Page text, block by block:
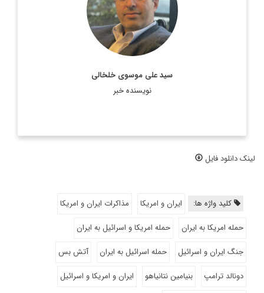
سید علی موسوی خلخالی
نویسنده خبر
اطلاعات بیشتر
لینک دانلود فایل
کلید واژه ها: ایران و امریکا
مذاکرات ایران و امریکا
حمله امریکا به ایران
حمله امریکا و اسرائیل به ایران
جنگ ایران و اسرائیل
حمله اسرائیل به ایران
آتش بس
دونالد ترامپ
بنیامین نتانیاهو
ایران و امریکا و اسرائیل